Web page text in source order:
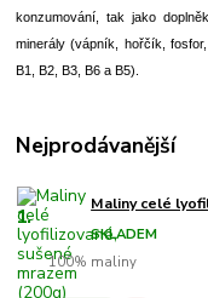
konzumování, tak jako
minerály (vápník, hořčík,
B1, B2, B3, B6 a B5).
Nejprodávanější
1. Maliny celé
100% maliny
SKLADEM